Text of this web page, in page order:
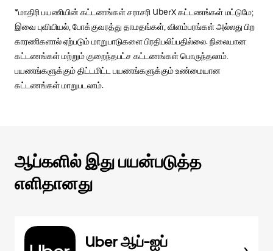
*மாதிரி பயணியின் கட்டணங்கள் சராசரி UberX கட்டணங்கள் மட்டுமே;
இவை புவியியல், போக்குவரத்து தாமதங்கள், விளம்பரங்கள் அல்லது பிற
காரணிகளால் ஏற்படும் மாறுபாடுகளை பிரதிபலிப்பதில்லை. நிலையான
கட்டணங்கள் மற்றும் குறைந்தபட்ச கட்டணங்கள் பொருந்தலாம்.
பயணங்களுக்கும் திட்டமிட்ட பயணங்களுக்கும் உண்மையான
கட்டணங்கள் மாறுபடலாம்.
ஆப்களில் இது பயன்படுத்த
எளிதானது
Uber ஆப்-ஐப்